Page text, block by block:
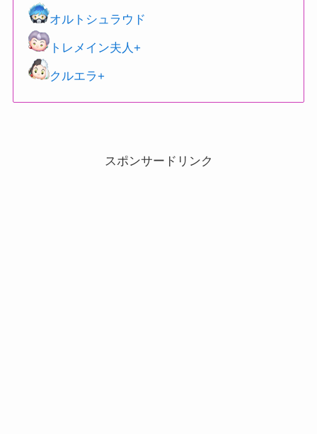
オルトシュラウド
トレメイン夫人+
クルエラ+
スポンサードリンク